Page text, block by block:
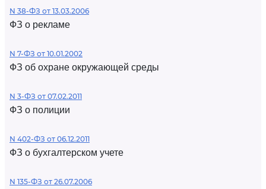
N 38-ФЗ от 13.03.2006
ФЗ о рекламе
N 7-ФЗ от 10.01.2002
ФЗ об охране окружающей среды
N 3-ФЗ от 07.02.2011
ФЗ о полиции
N 402-ФЗ от 06.12.2011
ФЗ о бухгалтерском учете
N 135-ФЗ от 26.07.2006